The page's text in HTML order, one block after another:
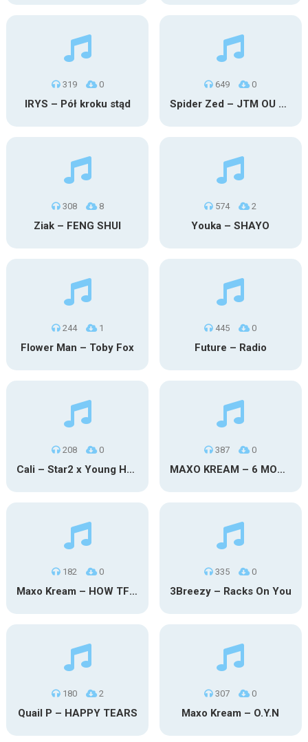
319 0
IRYS – Pół kroku stąd
649 0
Spider Zed – JTM OU TG
308 8
Ziak – FENG SHUI
574 2
Youka – SHAYO
244 1
Flower Man – Toby Fox
445 0
Future – Radio
208 0
Cali – Star2 x Young Henny
387 0
MAXO KREAM – 6 MONTHS CLEAN
182 0
Maxo Kream – HOW TF I’M LUCKY
335 0
3Breezy – Racks On You
180 2
Quail P – HAPPY TEARS
307 0
Maxo Kream – O.Y.N